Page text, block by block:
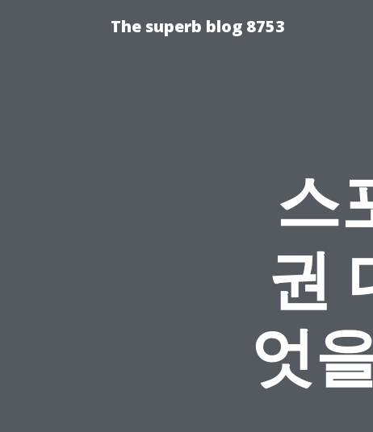
The superb blog 8753
스
권
엇